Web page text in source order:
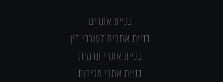
בניית אתרים
בניית אתרים לעורכי דין
בניית אתרי תדמית
בניית אתרי מכירות